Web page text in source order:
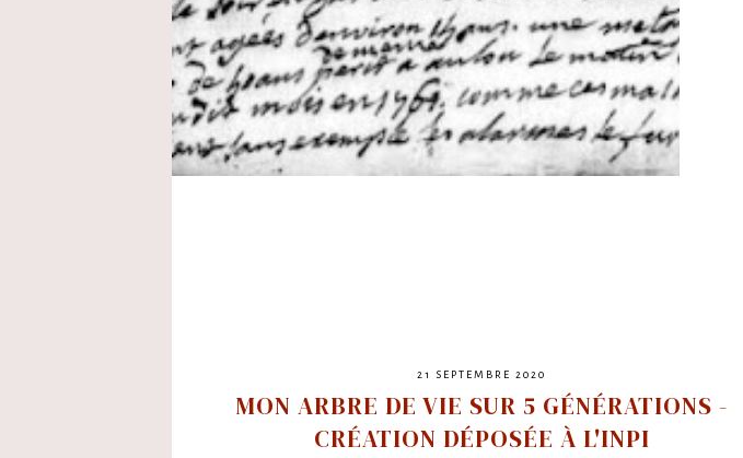
21 SEPTEMBRE 2020
MON ARBRE DE VIE SUR 5 GÉNÉRATIONS -
CRÉATION DÉPOSÉE À L'INPI